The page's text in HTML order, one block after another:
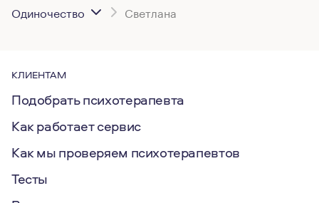
Одиночество
Светлана
КЛИЕНТАМ
Подобрать психотерапевта
Как работает сервис
Как мы проверяем психотерапевтов
Тесты